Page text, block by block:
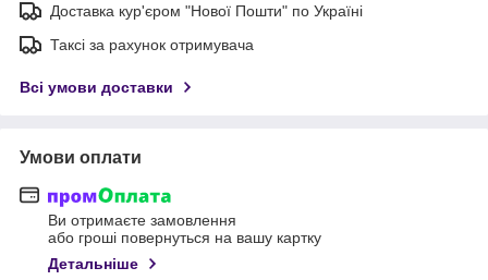
Доставка кур'єром "Нової Пошти" по Україні
Таксі за рахунок отримувача
Всі умови доставки
Умови оплати
Ви отримаєте замовлення
або гроші повернуться на вашу картку
Детальніше